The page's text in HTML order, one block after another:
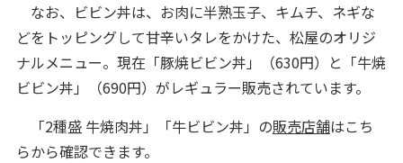
なお、ビビン丼は、お肉に半熟玉子、キムチ、ネギな
どをトッピングして甘辛いタレをかけた、松屋のオリジ
ナルメニュー。現在「豚焼ビビン丼」（630円）と「牛焼
ビビン丼」（690円）がレギュラー販売されています。
「2種盛 牛焼肉丼」「牛ビビン丼」の販売店舗はこち
らから確認できます。